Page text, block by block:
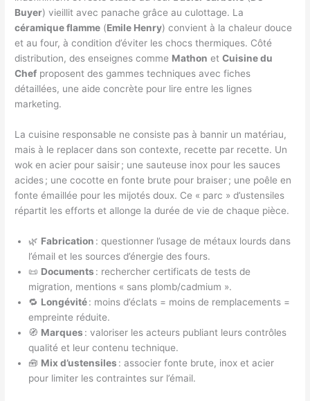
Buyer) vieillit avec panache grâce au culottage. La
céramique flamme (Emile Henry) convient à la chaleur douce
et au four, à condition d’éviter les chocs thermiques. Côté
distribution, des enseignes comme Mathon etCuisine du
Chef proposent des gammes techniques avec fiches
détaillées, une aide concrète pour lire entre les lignes
marketing.
La cuisine responsable ne consiste pas à bannir un matériau,
mais à le replacer dans son contexte, recette par recette. Un
wok en acier pour saisir ; une sauteuse inox pour les sauces
acides ; une cocotte en fonte brute pour braiser ; une poêle en
fonte émaillée pour les mijotés doux. Ce « parc » d’ustensiles
répartit les efforts et allonge la durée de vie de chaque pièce.
🌿 Fabrication : questionner l’usage de métaux lourds dans
l’émail et les sources d’énergie des fours.
📜 Documents : rechercher certificats de tests de
migration, mentions « sans plomb/cadmium ».
🔁 Longévité: moins d’éclats = moins de remplacements =
empreinte réduite.
🧭 Marques : valoriser les acteurs publiant leurs contrôles
qualité et leur contenu technique.
🧰 Mix d’ustensiles : associer fonte brute, inox et acier
pour limiter les contraintes sur l’émail.